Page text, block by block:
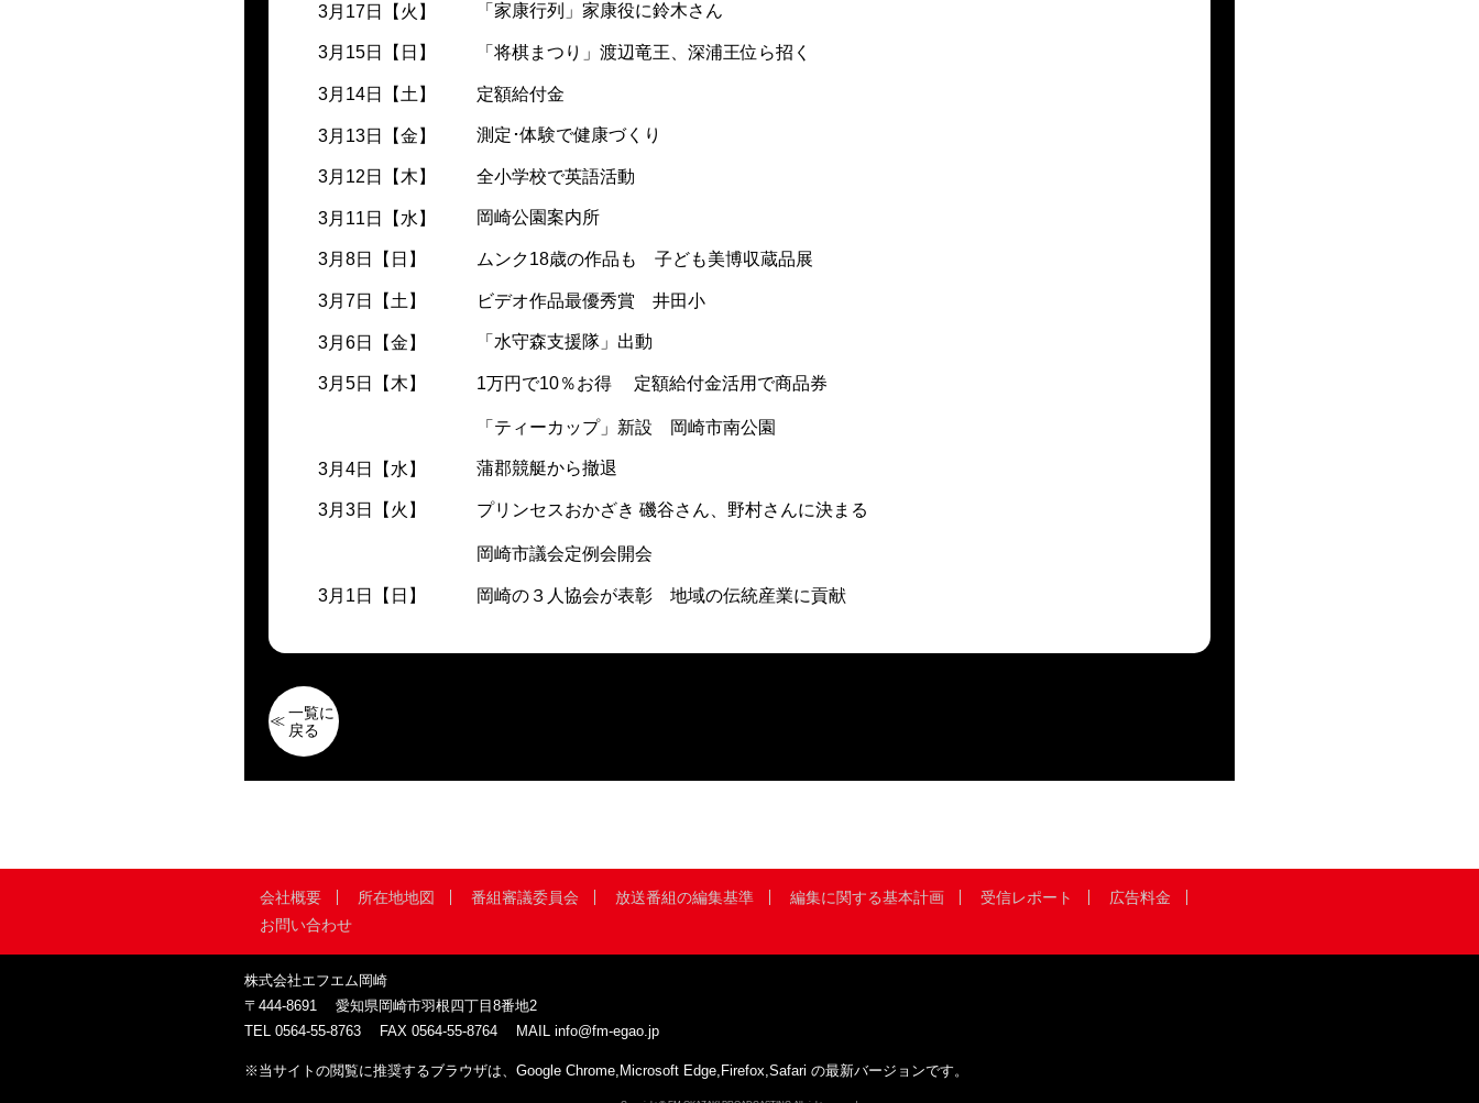
3月17日【火】 「家康行列」家康役に鈴木さん
3月15日【日】 「将棋まつり」渡辺竜王、深浦王位ら招く
3月14日【土】 定額給付金
3月13日【金】 測定･体験で健康づくり
3月12日【木】 全小学校で英語活動
3月11日【水】 岡崎公園案内所
3月8日【日】 ムンク18歳の作品も 子ども美博収蔵品展
3月7日【土】 ビデオ作品最優秀賞 井田小
3月6日【金】 「水守森支援隊」出動
3月5日【木】 1万円で10％お得 定額給付金活用で商品券
「ティーカップ」新設 岡崎市南公園
3月4日【水】 蒲郡競艇から撤退
3月3日【火】 プリンセスおかざき 磯谷さん、野村さんに決まる
岡崎市議会定例会開会
3月1日【日】 岡崎の３人協会が表彰 地域の伝統産業に貢献
一覧に
戻る
会社概要 所在地地図 番組審議委員会 放送番組の編集基準 編集に関する基本計画 受信レポート
広告料金
お問い合わせ
株式会社エフエム岡崎
〒444-8691
愛知県岡崎市羽根四丁目8番地2
TEL 0564-55-8763 FAX 0564-55-8764 MAIL info@fm-egao.jp
※当サイトの閲覧に推奨するブラウザは、Google Chrome,Microsoft Edge,Firefox,Safari の最新バージョンです。